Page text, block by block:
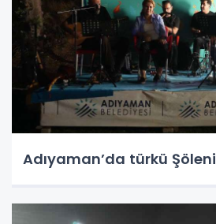
Adıyaman’da türkü Şöleni